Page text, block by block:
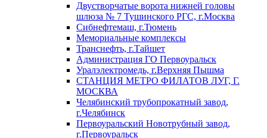
Двустворчатые ворота нижней головы
шлюза № 7 Тушинского РГС, г.Москва
Сибнефтемаш, г.Тюмень
Мемориальные комплексы
Транснефть, г.Тайшет
Администрация ГО Первоуральск
Уралэлектромедь, г.Верхняя Пышма
СТАНЦИЯ МЕТРО ФИЛАТОВ ЛУГ, Г.
МОСКВА
Челябинский трубопрокатный завод,
г.Челябинск
Первоуральский Новотрубный завод,
г.Первоуральск